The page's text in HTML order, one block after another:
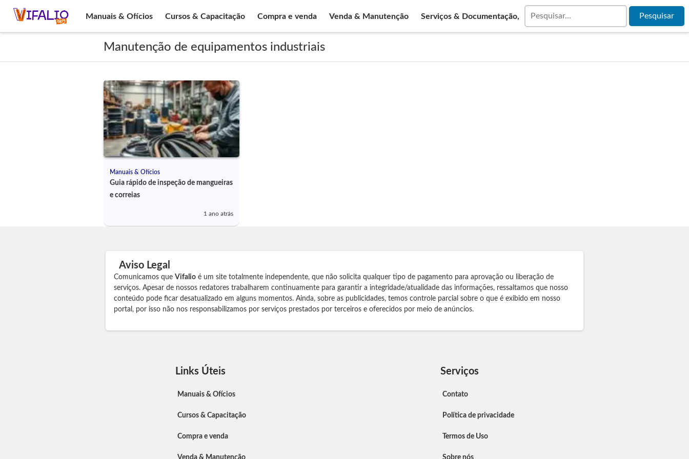
Manuais & Ofícios Cursos & Capacitação Compra e venda Venda & Manutenção Serviços & Documentação,
Manutenção de equipamentos industriais
Manuais & Ofícios
Guia rápido de inspeção de mangueiras
e correias
1 ano atrás
Aviso Legal
Comunicamos que Vifalio é um site totalmente independente, que não solicita qualquer tipo de pagamento para aprovação ou liberação de
serviços. Apesar de nossos redatores trabalharem continuamente para garantir a integridade/atualidade das informações, ressaltamos que nosso
conteúdo pode ficar desatualizado em alguns momentos. Ainda, sobre as publicidades, temos controle parcial sobre o que é exibido em nosso
portal, por isso não nos responsabilizamos por serviços prestados por terceiros e oferecidos por meio de anúncios.
Links Úteis
Manuais & Ofícios
Cursos & Capacitação
Compra e venda
Venda & Manutenção
Serviços
Contato
Política de privacidade
Termos de Uso
Sobre nós